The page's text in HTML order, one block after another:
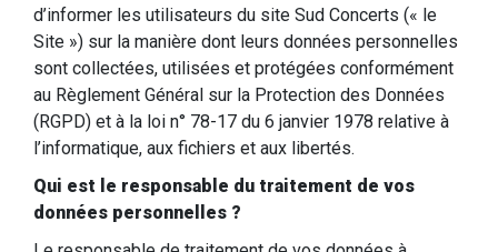
d’informer les utilisateurs du site Sud Concerts (« le
Site ») sur la manière dont leurs données personnelles
sont collectées, utilisées et protégées conformément
au Règlement Général sur la Protection des Données
(RGPD) et à la loi n° 78-17 du 6 janvier 1978 relative à
l’informatique, aux fichiers et aux libertés.
Qui est le responsable du traitement de vos
données personnelles ?